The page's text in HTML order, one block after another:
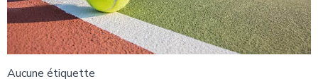
Aucune étiquette